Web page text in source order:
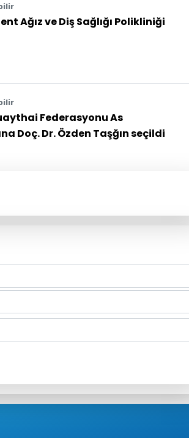
Ağız ve Diş Sağlığı Polikliniği
Federasyonu As
Doç. Dr. Özden Taşğın seçildi